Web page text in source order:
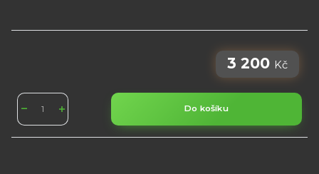
3 200 Kč
Do košíku